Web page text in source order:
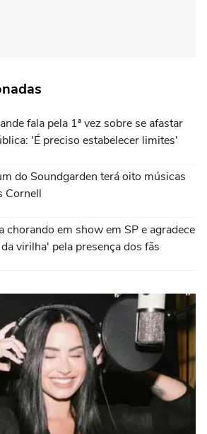
fala pela 1ª vez sobre se afastar
'É preciso estabelecer limites'
do Soundgarden terá oito músicas
Cornell
chorando em show em SP e agradece
virilha' pela presença dos fãs